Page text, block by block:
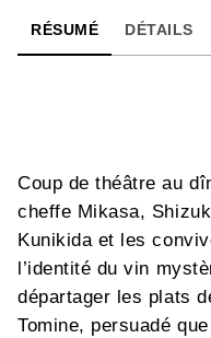
RÉSUMÉ DÉTAILS
Coup de théâtre au
cheffe Mikasa,
Kunikida et les
l’identité du vin
départager les plats
Tomine, persuadé